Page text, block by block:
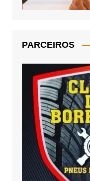
PARCEIROS